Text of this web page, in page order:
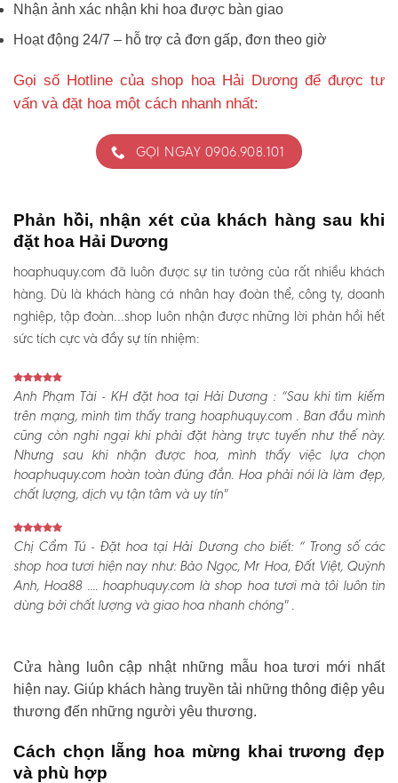
Nhận ảnh xác nhận khi hoa được bàn giao
Hoạt động 24/7 – hỗ trợ cả đơn gấp, đơn theo giờ
Gọi số Hotline của shop hoa Hải Dương để được tư
vấn và đặt hoa một cách nhanh nhất:
GỌI NGAY 0906.908.101
Phản hồi, nhận xét của khách hàng sau khi
đặt hoa Hải Dương
hoaphuquy.com đã luôn được sự tin tưởng của rất nhiều khách
hàng. Dù là khách hàng cá nhân hay đoàn thể, công ty, doanh
nghiệp, tập đoàn…shop luôn nhận được những lời phản hồi hết
sức tích cực và đầy sự tín nhiệm:
Anh Phạm Tài - KH đặt hoa tại Hải Dương :“Sau khi tìm kiếm
trên mạng, mình tìm thấy trang hoaphuquy.com . Ban đầu mình
cũng còn nghi ngại khi phải đặt hàng trực tuyến như thế này.
Nhưng sau khi nhận được hoa, mình thấy việc lựa chọn
hoaphuquy.com hoàn toàn đúng đắn. Hoa phải nói là làm đẹp,
chất lượng, dịch vụ tận tâm và uy tín"
Chị Cẩm Tú - Đặt hoa tại Hải Dương cho biết:“ Trong số các
shop hoa tươi hiện nay như: Bảo Ngọc, Mr Hoa, Đất Việt, Quỳnh
Anh, Hoa88 .... hoaphuquy.com là shop hoa tươi mà tôi luôn tin
dùng bởi chất lượng và giao hoa nhanh chóng" .
Cửa hàng luôn cập nhật những mẫu hoa tươi mới nhất
hiện nay. Giúp khách hàng truyền tải những thông điệp yêu
thương đến những người yêu thương.
Cách chọn lẵng hoa mừng khai trương đẹp
và phù hợp